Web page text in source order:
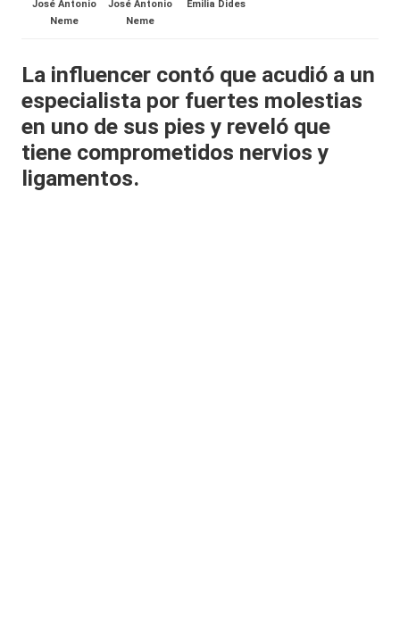
it
y
s,
T
V
José Antonio
Neme
José Antonio
Neme
Emilia Dides
La influencer contó que acudió a un
especialista por fuertes molestias
en uno de sus pies y reveló que
tiene comprometidos nervios y
ligamentos.